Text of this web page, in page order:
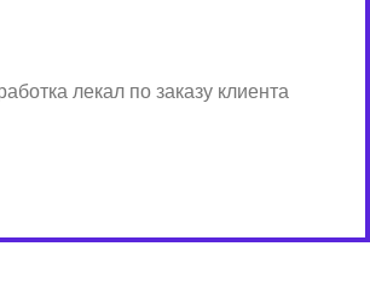
лекал по заказу клиента